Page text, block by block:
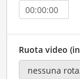
Ruota video